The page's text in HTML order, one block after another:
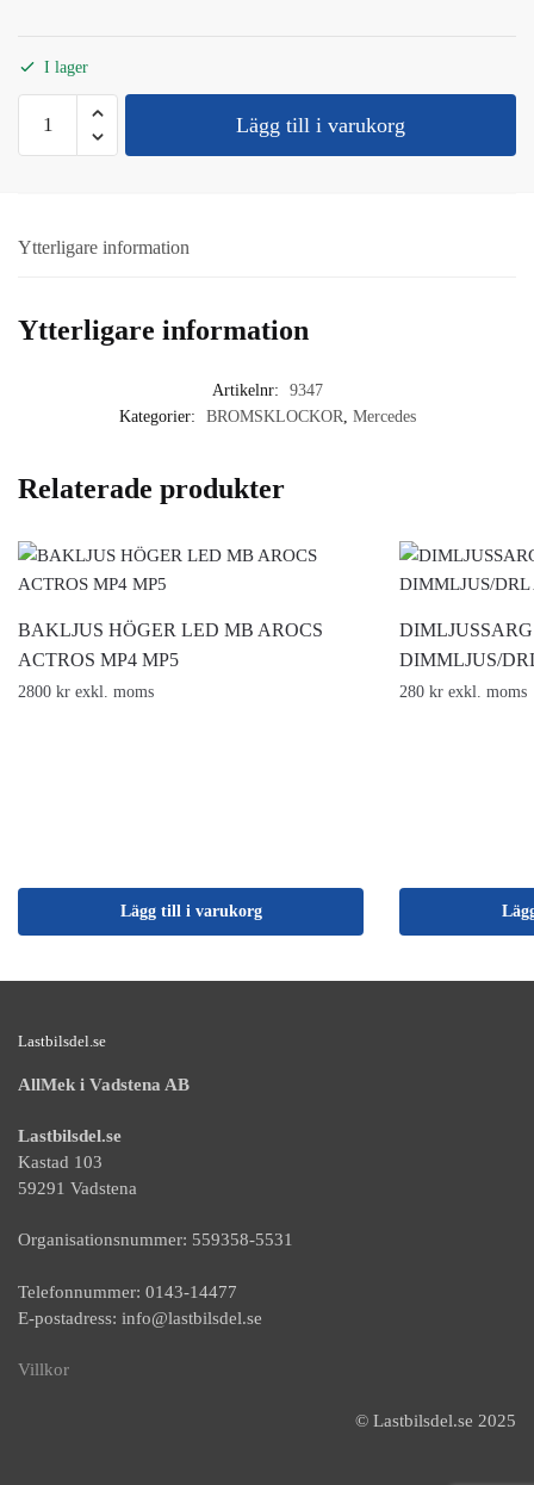
I lager
BROMSKLOCKA
SKIVBROMS
Lägg till i varukorg
Ytterligare information
Ytterligare information
Artikelnr:
9347
Kategorier:
BROMSKLOCKOR Mercedes
Relaterade produkter
BAKLJUS HÖGER LED MB AROCS
ACTROS MP4 MP5
2800 kr exkl. moms
Lägg till i varukorg
DIMMLJUS/
280 kr exkl. moms
Lastbilsdel.se
AllMek i Vadstena AB
Lastbilsdel.se
Kastad 103
59291 Vadstena
Organisationsnummer: 559358-5531
Telefonnummer: 0143-14477
E-postadress: info@lastbilsdel.se
Villkor
© Lastbilsdel.se 2025